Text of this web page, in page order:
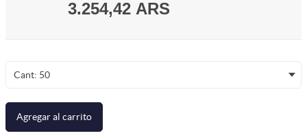
3.254,42 ARS
Cant: 50
Agregar al carrito